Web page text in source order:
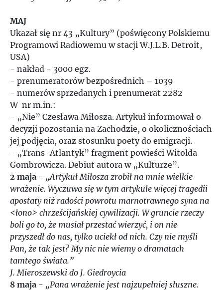
2015
2018
2019
2020
2021
2022
MAJ
Ukazał się nr 43 „Kultury” (poświęcony Polskiemu
Programowi Radiowemu w stacji W.J.L.B. Detroit,
USA)
- nakład - 3000 egz.
- prenumeratorów bezpośrednich – 1039
- numerów sprzedanych i prenumerat 2282
W nr m.in.:
- „Nie” Czesława Miłosza. Artykuł informował o
decyzji pozostania na Zachodzie, o okolicznościach
jej podjęcia, oraz stosunku poety do emigracji.
- „Trans-Atlantyk” fragment powieści Witolda
Gombrowicza. Debiut autora w „Kulturze”.
2 maja - „Artykuł Miłosza zrobił na mnie wielkie
wrażenie. Wyczuwa się w tym artykule więcej tragedii
apostaty niż radości powrotu marnotrawnego syna na
<łono> chrześcijańskiej cywilizacji. W gruncie rzeczy
boli go to, że musiał przestać wierzyć, i on nie
przyszedł do nas, tylko uciekł od nich. Czy nie myśli
Pan, że tak jest? My nic nie wiemy o dramatach
tamtego świata.”
J. Mieroszewski do J. Giedroycia
8 maja - „Pana wrażenie jest najzupełniej słuszne.